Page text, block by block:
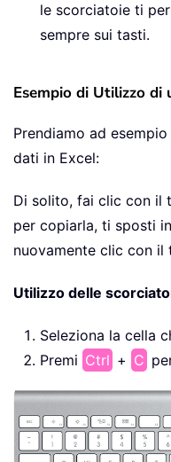
le scorciatoie ti
sempre sui tasti.
Esempio di Utilizzo di
Prendiamo ad
dati in Excel:
Di solito, fai clic con il
per copiarla, ti sposti
nuovamente clic con
Utilizzo delle
Seleziona la cella
Premi Ctrl + C